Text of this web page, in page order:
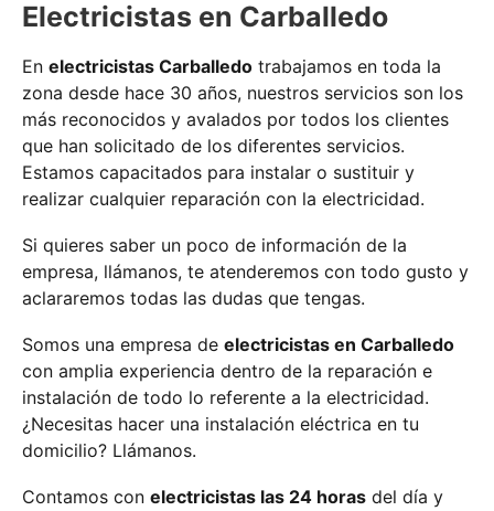
Electricistas en Carballedo
En electricistas Carballedo trabajamos en toda la
zona desde hace 30 años, nuestros servicios son los
más reconocidos y avalados por todos los clientes
que han solicitado de los diferentes servicios.
Estamos capacitados para instalar o sustituir y
realizar cualquier reparación con la electricidad.
Si quieres saber un poco de información de la
empresa, llámanos, te atenderemos con todo gusto y
aclararemos todas las dudas que tengas.
Somos una empresa de electricistas en Carballedo
con amplia experiencia dentro de la reparación e
instalación de todo lo referente a la electricidad.
¿Necesitas hacer una instalación eléctrica en tu
domicilio? Llámanos.
Contamos con electricistas las 24 horas del día y